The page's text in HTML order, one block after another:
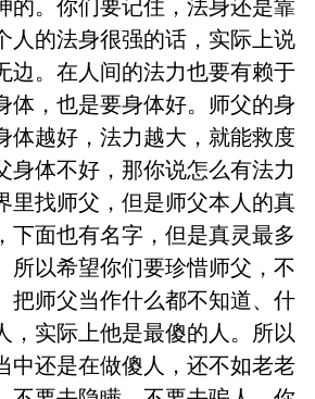
的。你们要记住，法身还是靠
人的法身很强的话，实际上说
边。在人间的法力也要有赖于
体，也是要身体好。师父的身
体越好，法力越大，就能救度
身体不好，那你说怎么有法力
里找师父，但是师父本人的真
下面也有名字，但是真灵最多
所以希望你们要珍惜师父，不
把师父当作什么都不知道、什
，实际上他是最傻的人。所以
中还是在做傻人，还不如老老